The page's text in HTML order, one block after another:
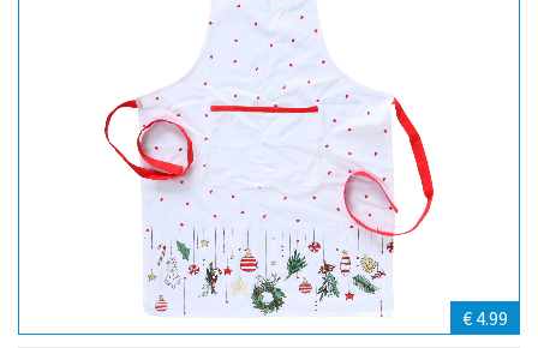
€ 4.99